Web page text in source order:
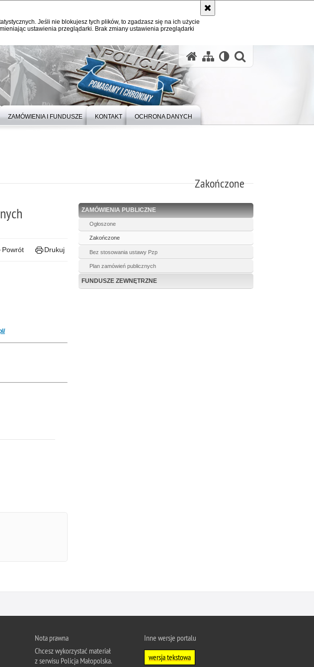
Jeśli nie blokujesz tych plików, to zgadzasz się na ich użycie
ustawienia przeglądarki. Brak zmiany ustawienia przeglądarki
ZAMÓWIENIA I FUNDUSZE KONTAKT OCHRONA DANYCH
Zakończone
Powrót Drukuj
ZAMÓWIENIA PUBLICZNE
Ogłoszone
Zakończone
Bez stosowania ustawy Pzp
Plan zamówień publicznych
FUNDUSZE ZEWNĘTRZNE
Nota prawna
Chcesz wykorzystać materiał
z serwisu Policja Małopolska.
Inne wersje portalu
wersja tekstowa